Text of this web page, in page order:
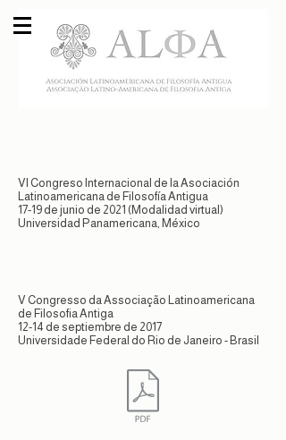
VI Congreso Internacional de la Asociación
Latinoamericana de Filosofía Antigua
17-19 de junio de 2021 (Modalidad virtual)
Universidad Panamericana, México
V Congresso da Associação Latinoamericana
de Filosofia Antiga
12-14 de septiembre de 2017
Universidade Federal do Rio de Janeiro - Brasil